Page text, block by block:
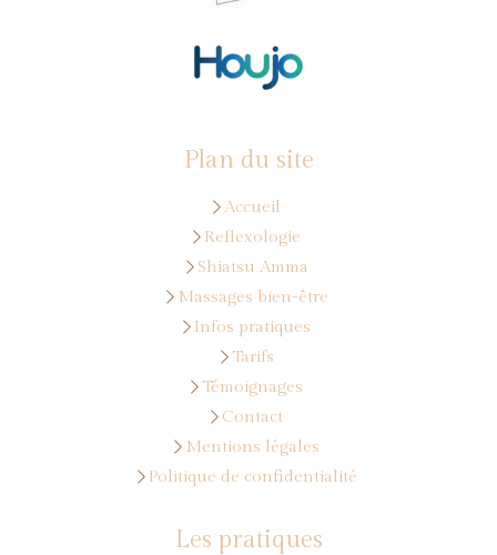
Plan du site
Accueil
Reflexologie
Shiatsu Amma
Massages bien-être
Infos pratiques
Tarifs
Témoignages
Contact
Mentions légales
Politique de confidentialité
Les pratiques